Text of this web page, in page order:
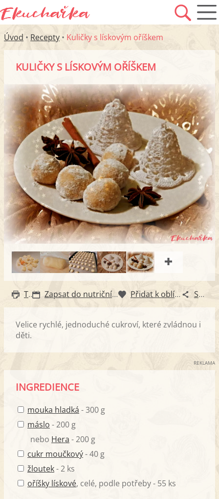
Úvod • Recepty • Kuličky s lískovým oříškem
KULIČKY S LÍSKOVÝM OŘÍŠKEM
Tisk Zapsat do nutričního diáře Přidat k oblíbeným Sdílet
Velice rychlé, jednoduché cukroví, které zvládnou i
děti.
REKLAMA
INGREDIENCE
mouka hladká - 300 g
máslo - 200 g
nebo Hera - 200 g
cukr moučkový- 40 g
žloutek- 2 ks
oříšky lískové, celé, podle potřeby - 55 ks